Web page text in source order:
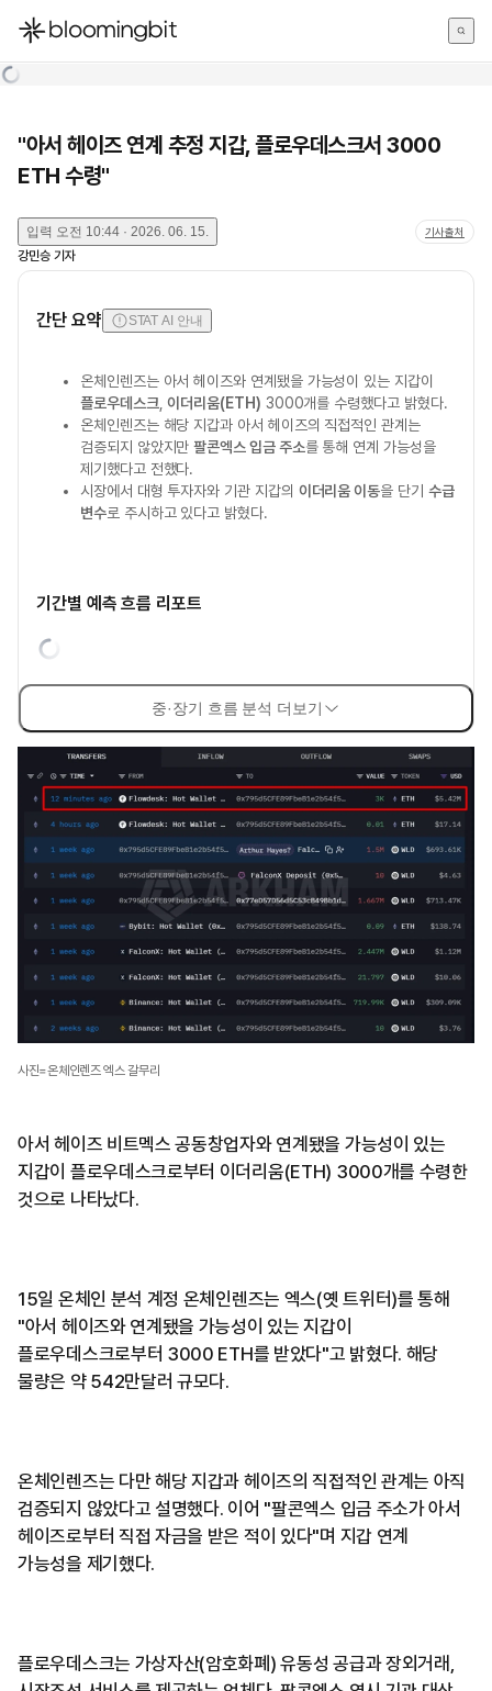
한국어
"아서 헤이즈 연계 추정 지갑, 플로우데스크서 3000
ETH 수령"
입력 오전 10:44 · 2026. 06. 15. 기사출처
강민승 기자
간단 요약 STAT AI 안내
온체인렌즈는 아서 헤이즈와 연계됐을 가능성이 있는 지갑이
플로우데스크,이더리움(ETH) 3000개를 수령했다고 밝혔다.
온체인렌즈는 해당 지갑과 아서 헤이즈의 직접적인 관계는
검증되지 않았지만팔콘엑스 입금 주소를 통해 연계 가능성을
제기했다고 전했다.
시장에서 대형 투자자와 기관 지갑의 이더리움 이동을 단기 수급
변수로 주시하고 있다고 밝혔다.
기간별 예측 흐름 리포트
중·장기 흐름 분석 더보기
사진=온체인렌즈 엑스 갈무리
아서 헤이즈 비트멕스 공동창업자와 연계됐을 가능성이 있는
지갑이 플로우데스크로부터 이더리움(ETH) 3000개를 수령한
것으로 나타났다.
15일 온체인 분석 계정 온체인렌즈는 엑스(옛 트위터)를 통해
"아서 헤이즈와 연계됐을 가능성이 있는 지갑이
플로우데스크로부터 3000 ETH를 받았다"고 밝혔다. 해당
물량은 약 542만달러 규모다.
온체인렌즈는 다만 해당 지갑과 헤이즈의 직접적인 관계는 아직
검증되지 않았다고 설명했다. 이어 "팔콘엑스 입금 주소가 아서
헤이즈로부터 직접 자금을 받은 적이 있다"며 지갑 연계
가능성을 제기했다.
플로우데스크는 가상자산(암호화폐) 유동성 공급과 장외거래,